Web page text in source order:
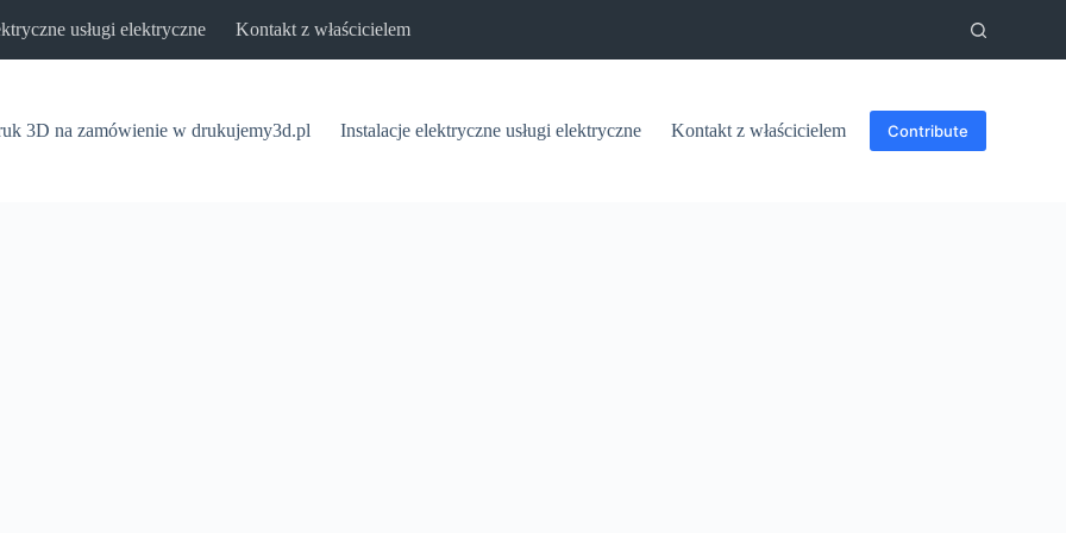
usługi elektryczne Kontakt z właścicielem
3D na zamówienie w drukujemy3d.pl Instalacje elektryczne usługi elektryczne Kontakt z właścicielem Contribute